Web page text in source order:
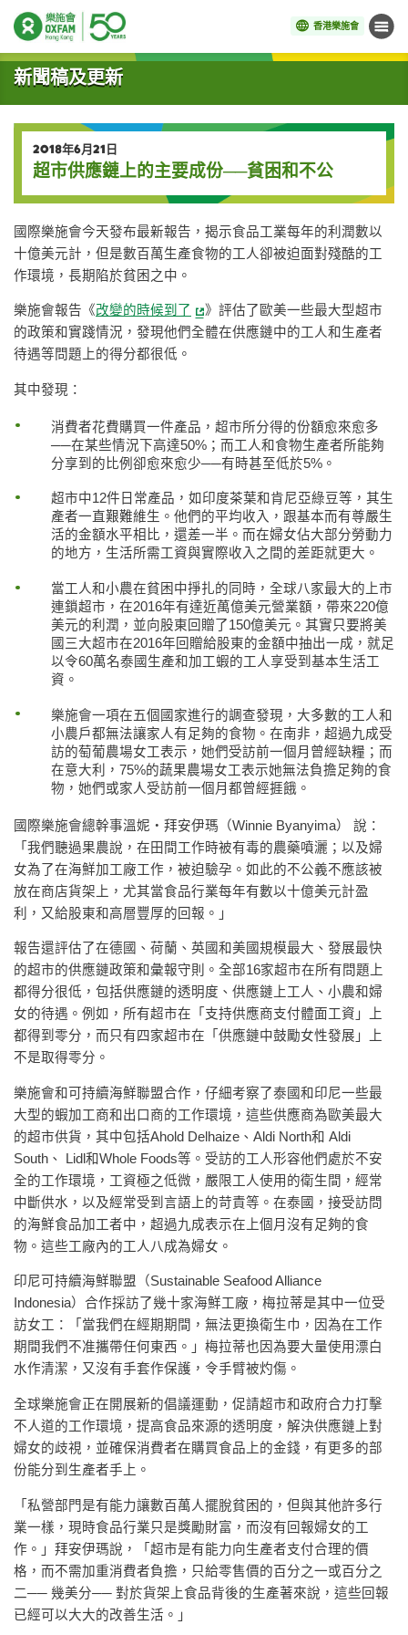
香港樂施會 目錄
開始主要內容
新聞稿及更新
2018年6月21日
超市供應鏈上的主要成份──貧困和不公
國際樂施會今天發布最新報告，揭示食品工業每年的利潤數以
十億美元計，但是數百萬生產食物的工人卻被迫面對殘酷的工
作環境，長期陷於貧困之中。
樂施會報告《改變的時候到了
》評估了歐美一些最大型超市
的政策和實踐情況，發現他們全體在供應鏈中的工人和生產者
待遇等問題上的得分都很低。
其中發現：
消費者花費購買一件產品，超市所分得的份額愈來愈多
──在某些情況下高達50%；而工人和食物生產者所能夠
分享到的比例卻愈來愈少──有時甚至低於5%。
超市中12件日常產品，如印度茶葉和肯尼亞綠豆等，其生
產者一直艱難維生。他們的平均收入，跟基本而有尊嚴生
活的金額水平相比，還差一半。而在婦女佔大部分勞動力
的地方，生活所需工資與實際收入之間的差距就更大。
當工人和小農在貧困中掙扎的同時，全球八家最大的上市
連鎖超市，在2016年有達近萬億美元營業額，帶來220億
美元的利潤，並向股東回贈了150億美元。其實只要將美
國三大超市在2016年回贈給股東的金額中抽出一成，就足
以令60萬名泰國生產和加工蝦的工人享受到基本生活工
資。
樂施會一項在五個國家進行的調查發現，大多數的工人和
小農戶都無法讓家人有足夠的食物。在南非，超過九成受
訪的萄葡農場女工表示，她們受訪前一個月曾經缺糧；而
在意大利，75%的蔬果農場女工表示她無法負擔足夠的食
物，她們或家人受訪前一個月都曾經捱餓。
國際樂施會總幹事溫妮‧拜安伊瑪（Winnie Byanyima） 說：
「我們聽過果農說，在田間工作時被有毒的農藥噴灑；以及婦
女為了在海鮮加工廠工作，被迫驗孕。如此的不公義不應該被
放在商店貨架上，尤其當食品行業每年有數以十億美元計盈
利，又給股東和高層豐厚的回報。」
報告還評估了在德國、荷蘭、英國和美國規模最大、發展最快
的超市的供應鏈政策和彙報守則。全部16家超市在所有問題上
都得分很低，包括供應鏈的透明度、供應鏈上工人、小農和婦
女的待遇。例如，所有超市在「支持供應商支付體面工資」上
都得到零分，而只有四家超市在「供應鏈中鼓勵女性發展」上
不是取得零分。
樂施會和可持續海鮮聯盟合作，仔細考察了泰國和印尼一些最
大型的蝦加工商和出口商的工作環境，這些供應商為歐美最大
的超市供貨，其中包括Ahold Delhaize、Aldi North和 Aldi
South、 Lidl和Whole Foods等。受訪的工人形容他們處於不安
全的工作環境，工資極之低微，嚴限工人使用的衛生間，經常
中斷供水，以及經常受到言語上的苛責等。在泰國，接受訪問
的海鮮食品加工者中，超過九成表示在上個月沒有足夠的食
物。這些工廠內的工人八成為婦女。
印尼可持續海鮮聯盟（Sustainable Seafood Alliance
Indonesia）合作採訪了幾十家海鮮工廠，梅拉蒂是其中一位受
訪女工：「當我們在經期期間，無法更換衛生巾，因為在工作
期間我們不准攜帶任何東西。」梅拉蒂也因為要大量使用漂白
水作清潔，又沒有手套作保護，令手臂被灼傷。
全球樂施會正在開展新的倡議運動，促請超市和政府合力打擊
不人道的工作環境，提高食品來源的透明度，解決供應鏈上對
婦女的歧視，並確保消費者在購買食品上的金錢，有更多的部
份能分到生產者手上。
「私營部門是有能力讓數百萬人擺脫貧困的，但與其他許多行
業一樣，現時食品行業只是獎勵財富，而沒有回報婦女的工
作。」拜安伊瑪說，「超市是有能力向生產者支付合理的價
格，而不需加重消費者負擔，只給零售價的百分之一或百分之
二── 幾美分── 對於貨架上食品背後的生產著來說，這些回報
已經可以大大的改善生活。」